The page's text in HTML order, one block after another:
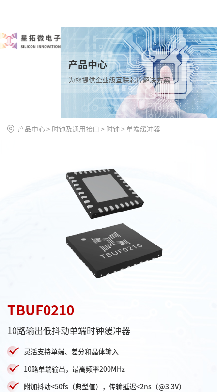
产品中心
为您提供企业级互联芯片解决方案
产品中心 > 时钟及通用接口 > 时钟 > 单端缓冲器
TBUF0210
10路输出低抖动单端时钟缓冲器
灵活支持单端、差分和晶体输入
10路单端输出，最高频率200MHz
附加抖动<50fs（典型值），传输延迟<2ns（@3.3V）